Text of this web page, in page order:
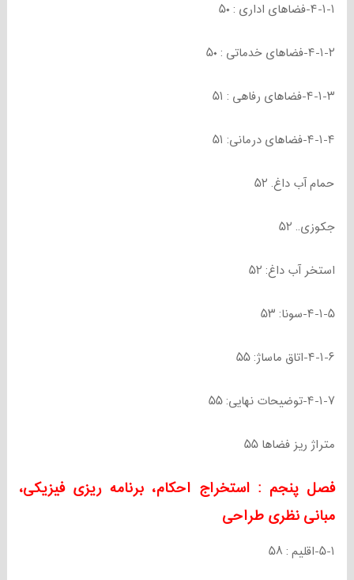
۴-۱-۱-فضاهای اداری : ۵۰
۴-۱-۲-فضاهای خدماتی : ۵۰
۴-۱-۳-فضاهای رفاهی : ۵۱
۴-۱-۴-فضاهای درمانی: ۵۱
حمام آب داغ. ۵۲
جکوزی.. ۵۲
استخر آب داغ: ۵۲
۴-۱-۵-سونا: ۵۳
۴-۱-۶-اتاق ماساژ: ۵۵
۴-۱-۷-توضیحات نهایی: ۵۵
متراژ ریز فضاها ۵۵
فصل پنجم :استخراج احکام، برنامه ریزی فیزیکی،
مبانی نظری طراحی
۵-۱-اقلیم : ۵۸